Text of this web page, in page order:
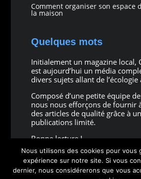
Comment organiser son espace
la maison
Quelques mots
Initialement un magazine local,
est aujourd’hui un média
divers sujets allant de l’écologie
Composé d’une petite équipe
nous nous efforçons de fournir
des articles de qualité grâce à
publications limité.
Bonne lecture !
Nous utilisons des cookies pour vous
expérience sur notre site. Si vous
dernier, nous considérerons que vous